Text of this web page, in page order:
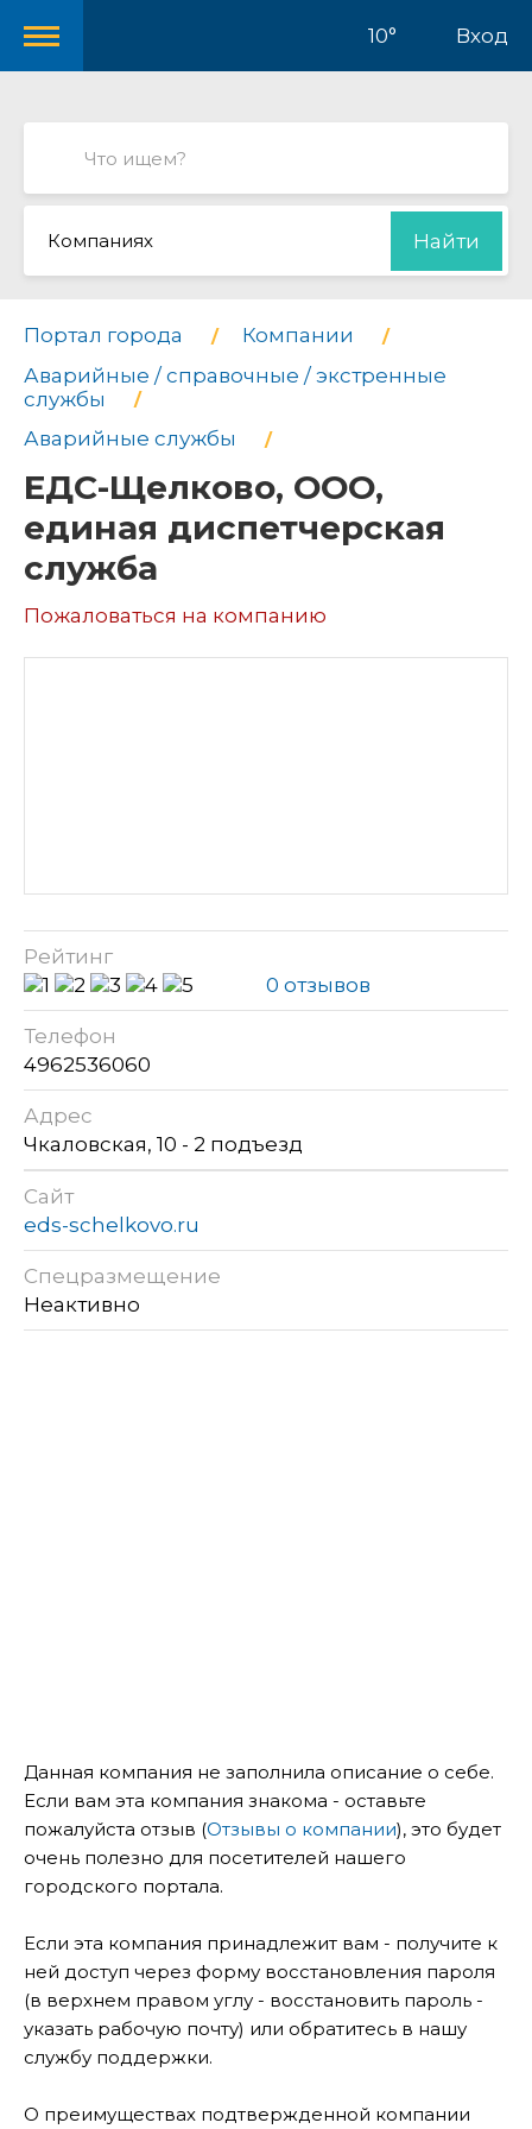
10° Вход
Компаниях Найти
Портал города
Компании
Аварийные / справочные / экстренные
службы
Аварийные службы
ЕДС-Щелково, ООО,
единая диспетчерская
служба
Пожаловаться на компанию
Рейтинг
0 отзывов
Телефон
4962536060
Адрес
Чкаловская, 10 - 2 подъезд
Сайт
eds-schelkovo.ru
Спецразмещение
Неактивно
Данная компания не заполнила описание о себе.
Если вам эта компания знакома - оставьте
пожалуйста отзыв (Отзывы о компании), это будет
очень полезно для посетителей нашего
городского портала.
Если эта компания принадлежит вам - получите к
ней доступ через форму восстановления пароля
(в верхнем правом углу - восстановить пароль -
указать рабочую почту) или обратитесь в нашу
службу поддержки.
О преимуществах подтвержденной компании